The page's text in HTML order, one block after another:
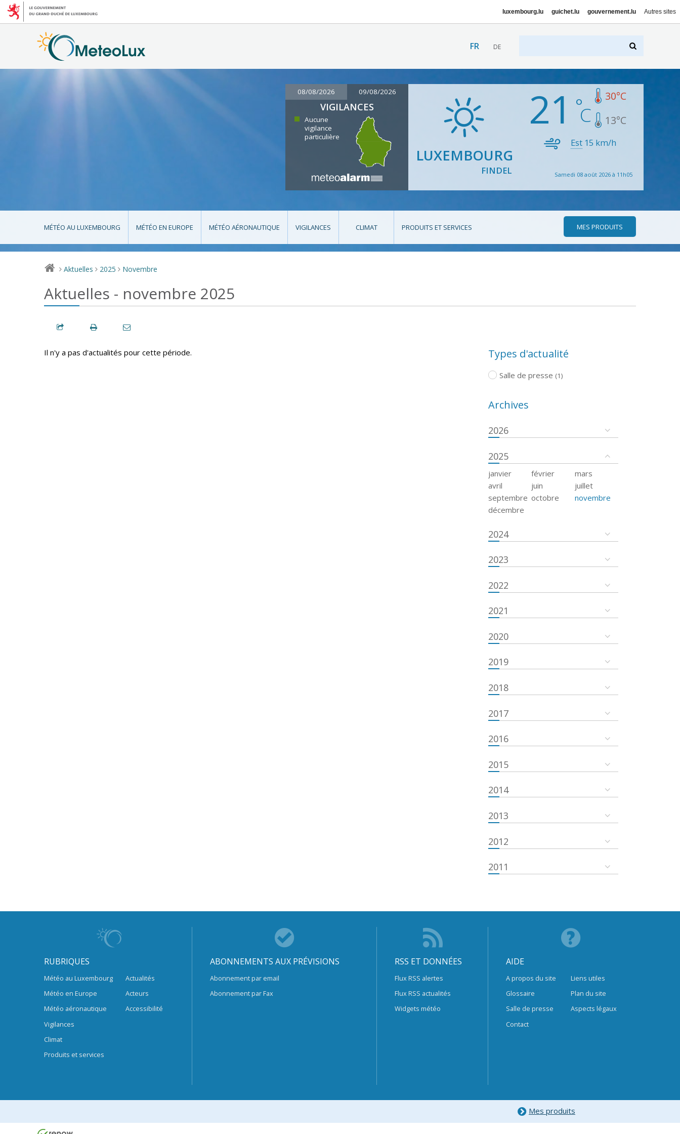
luxembourg.lu guichet.lu gouvernement.lu Autres sites
FR DE
08/08/2026 09/08/2026
VIGILANCES
Aucune
vigilance
particulière
LUXEMBOURG
FINDEL
21 30°C
13°C
Est15 km/h
Samedi 08 août 2026 à 11h05
MÉTÉO AU LUXEMBOURG MÉTÉO EN EUROPE MÉTÉO AÉRONAUTIQUE VIGILANCES CLIMAT PRODUITS ET SERVICES MES PRODUITS
> Aktuelles > 2025 > Novembre
Aktuelles - novembre 2025
Il n'y a pas d'actualités pour cette période. Types d'actualité
Salle de presse (1)
Archives
2026
2025
janvier février
mars
avril
juin
juillet
septembre octobre
novembre
décembre
2024
2023
2022
2021
2020
2019
2018
2017
2016
2015
2014
2013
2012
2011
RUBRIQUES
Météo au Luxembourg
Météo en Europe
Météo aéronautique
Vigilances
Climat
Produits et services
Actualités
Acteurs
Accessibilité
ABONNEMENTS AUX PRÉVISIONS
Abonnement par email
Abonnement par Fax
RSS ET DONNÉES
Flux RSS alertes
Flux RSS actualités
Widgets météo
AIDE
A propos du site
Glossaire
Salle de presse
Contact
Liens utiles
Plan du site
Aspects légaux
Mes produits